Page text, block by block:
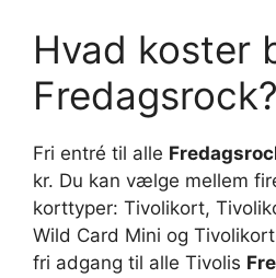
Hvad koster
Fredagsrock?
Fri entré til alle
kr. Du kan vælge mellem
korttyper: Tivolikort,
Wild Card Mini og
fri adgang til alle Tivolis